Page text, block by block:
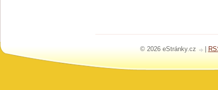
© 2026 eStránky.cz